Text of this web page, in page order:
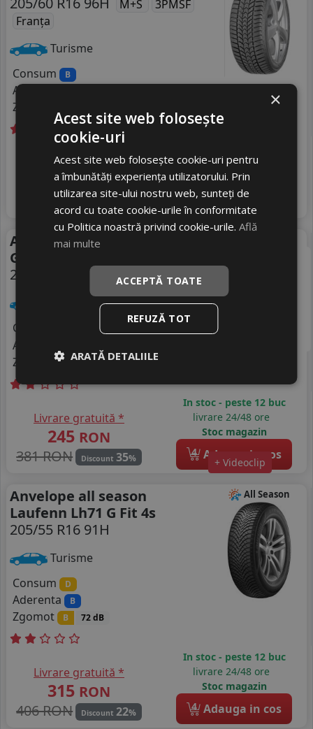
+ Videoclip
M+S
3PMSF
Franța
Turisme
Consum
B
Aderenta
Zgomot
Livrare gratuită *
395RON
501 RON
21
livrare 24/48 ore
Stoc magazin
4 Adauga in cos
+ Videoclip
Anvelope all season
Grenlander Greenwing As
205/55 R16 94V
Consum
Aderenta
Zgomot A 71 dB
Livrare gratuită *
245 RON
381 RON
Discount 35%
In stoc - peste 12 buc
livrare 24/48 ore
Stoc magazin
4 Adauga in cos
All Season
Anvelope all season
Laufenn Lh71 G Fit 4s
205/55 R16 91H
Turisme
Consum
D
Aderenta B
Zgomot B 72 dB
Livrare gratuită *
315 RON
406 RON
Discount 22%
In stoc - peste 12 buc
livrare 24/48 ore
Stoc magazin
4 Adauga in cos
×
Acest site web folosește
cookie-uri
Acest site web folosește cookie-uri pentru
a îmbunătăți experiența utilizatorului. Prin
utilizarea site-ului nostru web, sunteți de
acord cu toate cookie-urile în conformitate
cu Politica noastră privind cookie-urile.Află
mai multe
ACCEPTĂ TOATE
REFUZĂ TOT
ARATĂ DETALIILE